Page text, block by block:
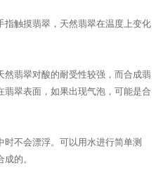
指触摸翡翠，天然翡翠在温度上变化
然翡翠对酸的耐受性较强，而合成翡
翠表面，如果出现气泡，可能是合
不会漂浮。可以用水进行简单测
的。